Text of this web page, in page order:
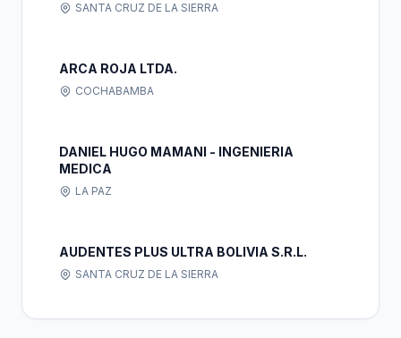
SANTA CRUZ DE LA SIERRA
ARCA ROJA LTDA.
COCHABAMBA
DANIEL HUGO MAMANI - INGENIERIA
MEDICA
LA PAZ
AUDENTES PLUS ULTRA BOLIVIA S.R.L.
SANTA CRUZ DE LA SIERRA